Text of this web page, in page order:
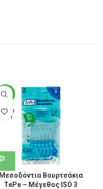
-19%
SOLD
OUT
Μεσοδόντια Βουρτσάκια
TePe – Μέγεθος ISO 3